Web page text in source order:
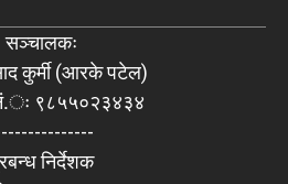
सञ्चालकः
कुर्मी (आरके पटेल)
नं.ः ९८५५०२३४३४
निर्देशक